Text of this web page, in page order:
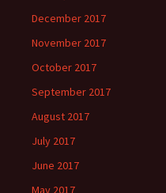
December 2017
November 2017
October 2017
September 2017
August 2017
July 2017
June 2017
May 2017